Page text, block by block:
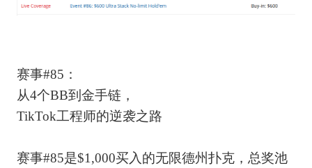
赛事#85：
从4个BB到金手链，
TikTok工程师的逆袭之路
赛事#85是$1,000买入的无限德州扑克，总奖池